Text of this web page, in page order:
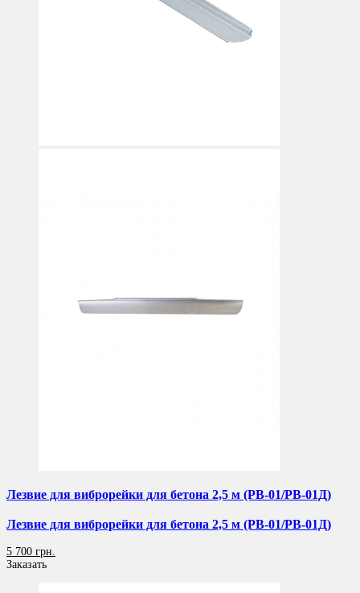
Лезвие для виброрейки для бетона 2,5 м (РВ-01/РВ-01Д)
Лезвие для виброрейки для бетона 2,5 м (РВ-01/РВ-01Д)
5 700 грн.
Заказать